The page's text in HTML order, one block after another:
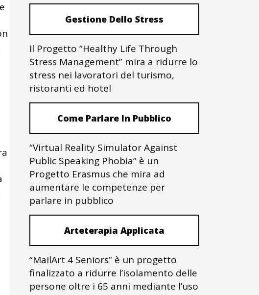
Gestione Dello Stress
Il Progetto “Healthy Life Through
Stress Management” mira a ridurre lo
stress nei lavoratori del turismo,
ristoranti ed hotel
Come Parlare In Pubblico
“Virtual Reality Simulator Against
Public Speaking Phobia” è un
Progetto Erasmus che mira ad
aumentare le competenze per
parlare in pubblico
Arteterapia Applicata
“MailArt 4 Seniors” è un progetto
finalizzato a ridurre l’isolamento delle
persone oltre i 65 anni mediante l’uso